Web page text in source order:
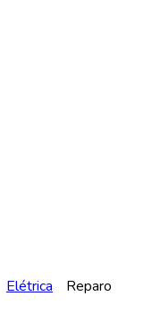
Elétrica Reparo